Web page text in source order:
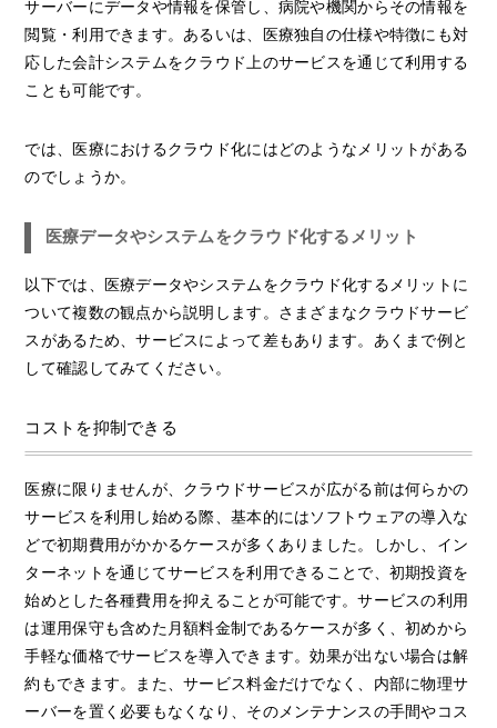
サーバーにデータや情報を保管し、病院や機関からその情報を
閲覧・利用できます。あるいは、医療独自の仕様や特徴にも対
応した会計システムをクラウド上のサービスを通じて利用する
ことも可能です。
では、医療におけるクラウド化にはどのようなメリットがある
のでしょうか。
医療データやシステムをクラウド化するメリット
以下では、医療データやシステムをクラウド化するメリットに
ついて複数の観点から説明します。さまざまなクラウドサービ
スがあるため、サービスによって差もあります。あくまで例と
して確認してみてください。
コストを抑制できる
医療に限りませんが、クラウドサービスが広がる前は何らかの
サービスを利用し始める際、基本的にはソフトウェアの導入な
どで初期費用がかかるケースが多くありました。しかし、イン
ターネットを通じてサービスを利用できることで、初期投資を
始めとした各種費用を抑えることが可能です。サービスの利用
は運用保守も含めた月額料金制であるケースが多く、初めから
手軽な価格でサービスを導入できます。効果が出ない場合は解
約もできます。また、サービス料金だけでなく、内部に物理サ
ーバーを置く必要もなくなり、そのメンテナンスの手間やコス